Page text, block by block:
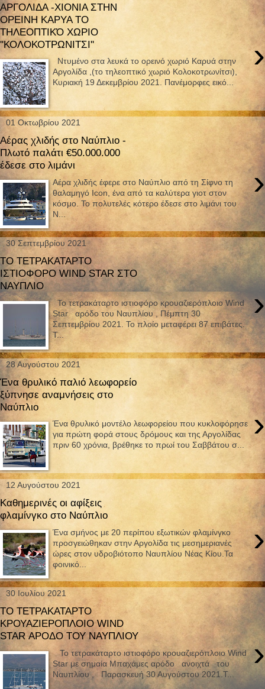
ΑΡΓΟΛΙΔΑ -ΧΙΟΝΙΑ ΣΤΗΝ
ΟΡΕΙΝΗ ΚΑΡΥΑ ΤΟ
ΤΗΛΕΟΠΤΙΚΌ ΧΩΡΙΟ
''ΚΟΛΟΚΟΤΡΩΝΙΤΣΙ''
›
Ντυμένο στα λευκά το ορεινό χωριό Καρυά στην
Αργολίδα ,(το τηλεοπτικό χωριό Κολοκοτρωνίτσι),
Κυριακή 19 Δεκεμβρίου 2021. Πανέμορφες εικό...
01 Οκτωβρίου 2021
Αέρας χλιδής στο Ναύπλιο -
Πλωτό παλάτι €50.000.000
έδεσε στο λιμάνι
›
Αέρα χλιδής έφερε στο Ναύπλιο από τη Σίφνο τη
θαλαμηγό Icon, ένα από τα καλύτερα γιοτ στον
κόσμο. Το πολυτελές κότερο έδεσε στο λιμάνι του
Ν...
30 Σεπτεμβρίου 2021
ΤΟ ΤΕΤΡΑΚΑΤΑΡΤΟ
ΙΣΤΙΟΦΟΡΟ WIND STAR ΣΤΟ
ΝΑΥΠΛΙΟ
›
Το τετρακάταρτο ιστιοφόρο κρουαζιερόπλοιο Wind
Star αρόδο του Ναυπλίου , Πέμπτη 30
Σεπτεμβρίου 2021. Το πλοίο μεταφέρει 87 επιβάτες.
Τ...
28 Αυγούστου 2021
Ένα θρυλικό παλιό λεωφορείο
ξύπνησε αναμνήσεις στο
Ναύπλιο
›
Ένα θρυλικό μοντέλο λεωφορείου που κυκλοφόρησε
για πρώτη φορά στους δρόμους και της Αργολίδας
πριν 60 χρόνια, βρέθηκε το πρωί του Σαββάτου σ...
12 Αυγούστου 2021
Καθημερινές οι αφίξεις
φλαμίνγκο στο Ναύπλιο
›
Ένα σμήνος με 20 περίπου εξωτικών φλαμίνγκο
προσγειώθηκαν στην Αργολίδα τις μεσημεριανές
ώρες στον υδροβιότοπο Ναυπλίου Νέας Κίου.Τα
φοινικό...
30 Ιουλίου 2021
ΤΟ ΤΕΤΡΑΚΑΤΑΡΤΟ
ΚΡΟΥΑΖΙΕΡΟΠΛΟΙΟ WIND
STAR ΑΡΟΔΟ ΤΟΥ ΝΑΥΠΛΙΟΥ
›
Το τετρακάταρτο ιστιοφόρο κρουαζιερόπλοιο Wind
Star με σημαία Μπαχάμες αρόδο ανοιχτά του
Ναυπλίου , Παρασκευή 30 Αυγούστου 2021.Τ...